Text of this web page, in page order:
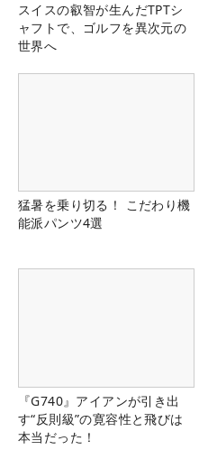
スイスの叡智が生んだTPTシ
ャフトで、ゴルフを異次元の
世界へ
猛暑を乗り切る！ こだわり機
能派パンツ4選
『G740』アイアンが引き出
す“反則級”の寛容性と飛びは
本当だった！